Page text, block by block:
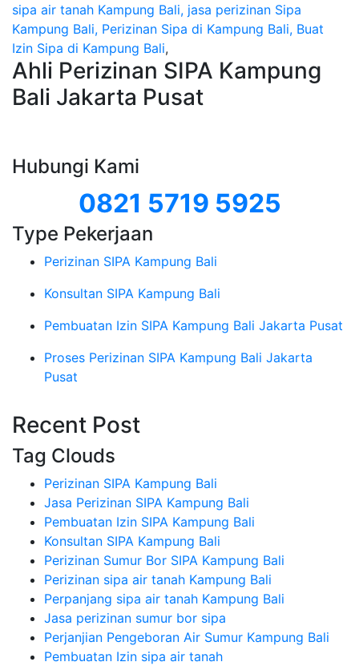
sipa air tanah Kampung Bali, jasa perizinan Sipa
Kampung Bali, Perizinan Sipa di Kampung Bali, Buat
Izin Sipa di Kampung Bali,
Ahli Perizinan SIPA Kampung
Bali Jakarta Pusat
Hubungi Kami
0821 5719 5925
Type Pekerjaan
Perizinan SIPA Kampung Bali
Konsultan SIPA Kampung Bali
Pembuatan Izin SIPA Kampung Bali Jakarta Pusat
Proses Perizinan SIPA Kampung Bali Jakarta
Pusat
Recent Post
Tag Clouds
Perizinan SIPA Kampung Bali
Jasa Perizinan SIPA Kampung Bali
Pembuatan Izin SIPA Kampung Bali
Konsultan SIPA Kampung Bali
Perizinan Sumur Bor SIPA Kampung Bali
Perizinan sipa air tanah Kampung Bali
Perpanjang sipa air tanah Kampung Bali
Jasa perizinan sumur bor sipa
Perjanjian Pengeboran Air Sumur Kampung Bali
Pembuatan Izin sipa air tanah